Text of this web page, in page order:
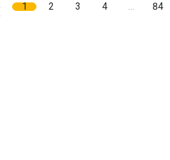
1 2 3 4 … 84